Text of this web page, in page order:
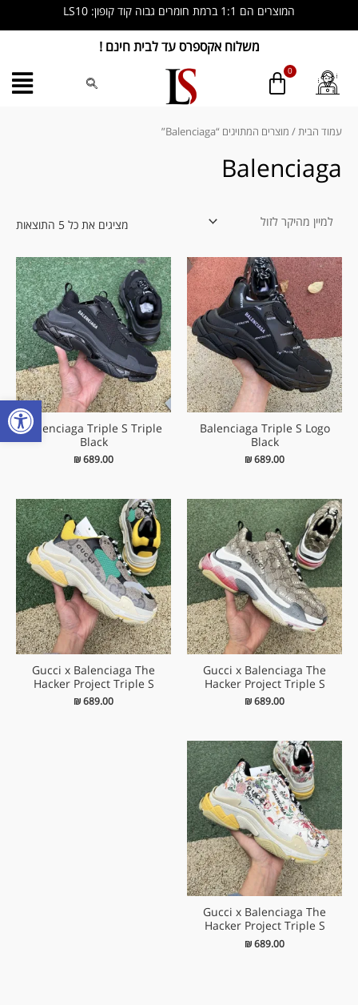
לתוכן
המוצרים הם 1:1 ברמת חומרים גבוה קוד קופון: LS10
משלוח אקספרס עד לבית חינם !
עמוד הבית/ מוצרים המתויגים “Balenciaga”
Balenciaga
מציגים את כל ⁦5⁩ התוצאות
Balenciaga Triple S Logo
Black
₪689.00
Balenciaga Triple S Triple
Black
₪689.00
Gucci x Balenciaga The
Hacker Project Triple S
₪689.00
Gucci x Balenciaga The
Hacker Project Triple S
₪689.00
Gucci x Balenciaga The
Hacker Project Triple S
₪689.00